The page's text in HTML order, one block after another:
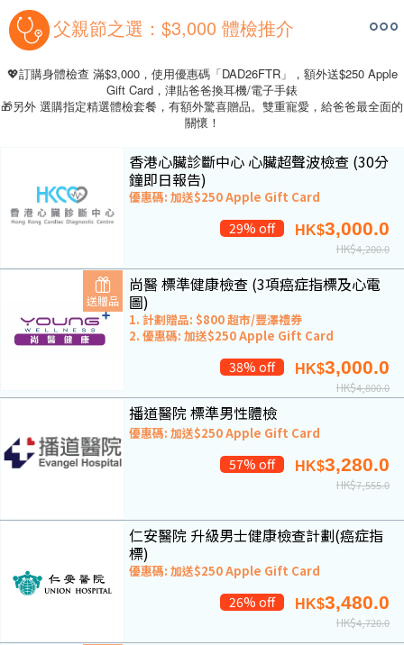
父親節之選：$3,000 體檢推介
💖訂購身體檢查 滿$3,000，使用優惠碼「DAD26FTR」，額外送$250 Apple
Gift Card，津貼爸爸換耳機/電子手錶
🎁另外 選購指定精選體檢套餐，有額外驚喜贈品。雙重寵愛，給爸爸最全面的
關懷！
香港心臟診斷中心 心臟超聲波檢查 (30分
鐘即日報告)
優惠碼: 加送$250 Apple Gift Card
29% off HK$3,000.0
HK$4,200.0
送贈品
尚醫 標準健康檢查 (3項癌症指標及心電
圖)
1. 計劃贈品: $800 超市/豐澤禮券
2. 優惠碼: 加送$250 Apple Gift Card
38% off HK$3,000.0
HK$4,800.0
播道醫院 標準男性體檢
優惠碼: 加送$250 Apple Gift Card
57% off HK$3,280.0
HK$7,555.0
仁安醫院 升級男士健康檢查計劃(癌症指
標)
優惠碼: 加送$250 Apple Gift Card
26% off HK$3,480.0
HK$4,720.0